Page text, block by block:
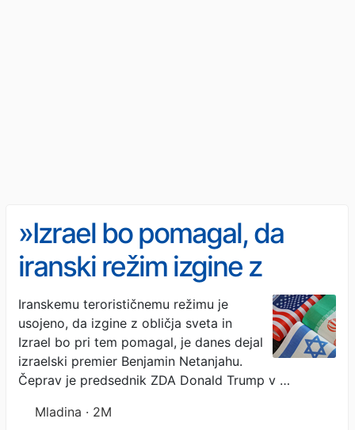
»Izrael bo pomagal, da
iranski režim izgine z
obličja sveta«
Iranskemu terorističnemu režimu je
usojeno, da izgine z obličja sveta in
Izrael bo pri tem pomagal, je danes dejal
izraelski premier Benjamin Netanjahu.
Čeprav je predsednik ZDA Donald Trump v …
Mladina · 2M